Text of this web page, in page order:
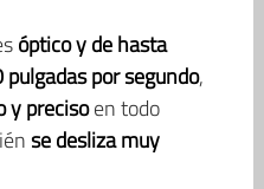
óptico y de hasta
por segundo,
y precisoen todo
se desliza muy